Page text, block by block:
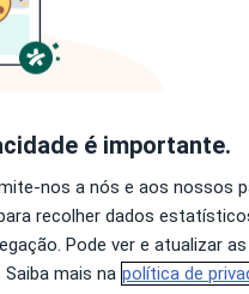
Hoje
O
é importante.
nos a nós e aos nossos
recolher dados
Pode ver e atualizar
mais na política de